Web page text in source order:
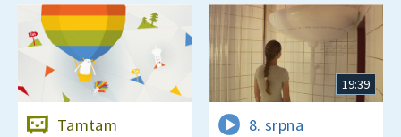
Tamtam
19:39
8. srpna